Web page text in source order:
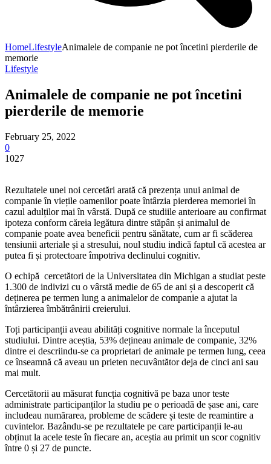
HomeLifestyleAnimalele de companie ne pot încetini pierderile de
memorie
Lifestyle
Animalele de companie ne pot încetini
pierderile de memorie
February 25, 2022
0
1027
Rezultatele unei noi cercetări arată că prezența unui animal de
companie în viețile oamenilor poate întârzia pierderea memoriei în
cazul adulților mai în vârstă. După ce studiile anterioare au confirmat
ipoteza conform căreia legătura dintre stăpân și animalul de
companie poate avea beneficii pentru sănătate, cum ar fi scăderea
tensiunii arteriale și a stresului, noul studiu indică faptul că acestea ar
putea fi și protectoare împotriva declinului cognitiv.
O echipă cercetători de la Universitatea din Michigan a studiat peste
1.300 de indivizi cu o vârstă medie de 65 de ani și a descoperit că
deținerea pe termen lung a animalelor de companie a ajutat la
întârzierea îmbătrânirii creierului.
Toți participanții aveau abilități cognitive normale la începutul
studiului. Dintre aceștia, 53% dețineau animale de companie, 32%
dintre ei descriindu-se ca proprietari de animale pe termen lung, ceea
ce înseamnă că aveau un prieten necuvântător deja de cinci ani sau
mai mult.
Cercetătorii au măsurat funcția cognitivă pe baza unor teste
administrate participanților la studiu pe o perioadă de șase ani, care
includeau numărarea, probleme de scădere și teste de reamintire a
cuvintelor. Bazându-se pe rezultatele pe care participanții le-au
obținut la acele teste în fiecare an, aceștia au primit un scor cognitiv
între 0 și 27 de puncte.